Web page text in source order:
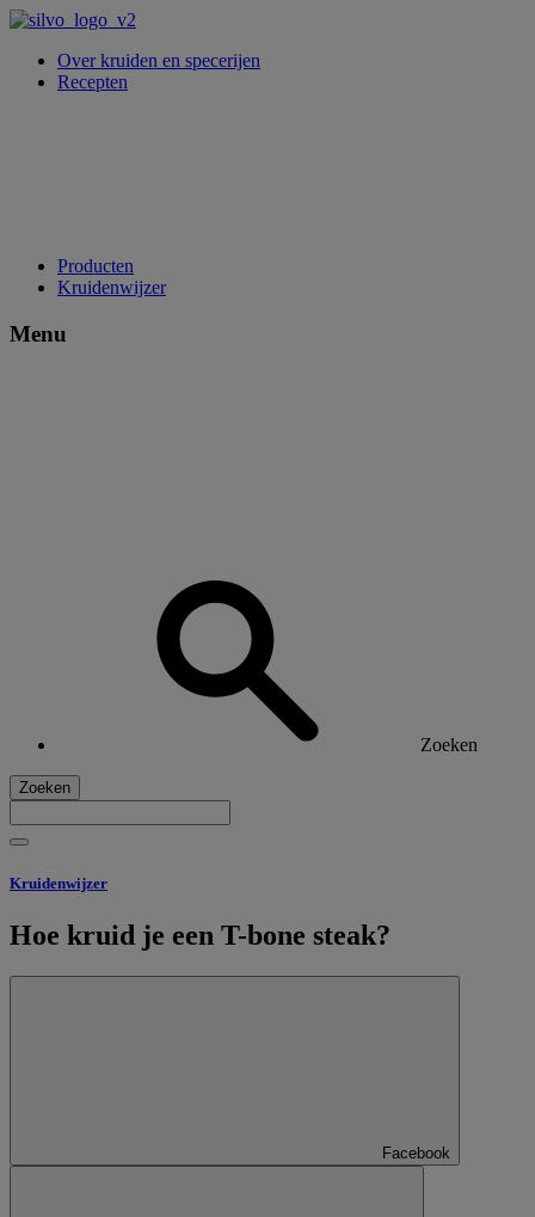
Over kruiden en specerijen
Recepten
Producten
Kruidenwijzer
Menu
Zoeken
Zoeken
Kruidenwijzer
Hoe kruid je een T-bone steak?
Facebook